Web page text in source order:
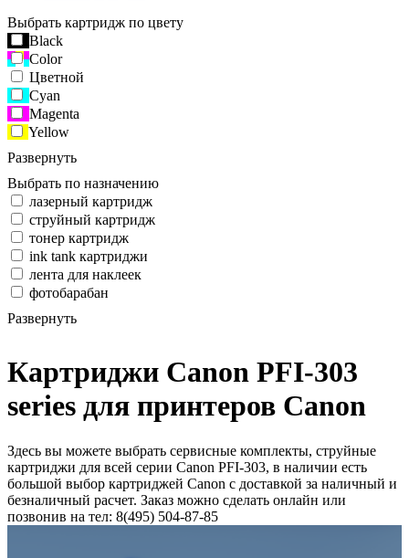
Выбрать картридж по цвету
Black
Color
Цветной
Cyan
Magenta
Yellow
Развернуть
Выбрать по назначению
лазерный картридж
струйный картридж
тонер картридж
ink tank картриджи
лента для наклеек
фотобарабан
Развернуть
Картриджи Canon PFI-303
series для принтеров Canon
Здесь вы можете выбрать сервисные комплекты, струйные
картриджи для всей серии Canon PFI-303, в наличии есть
большой выбор картриджей Canon с доставкой за наличный и
безналичный расчет. Заказ можно сделать онлайн или
позвонив на тел: 8(495) 504-87-85